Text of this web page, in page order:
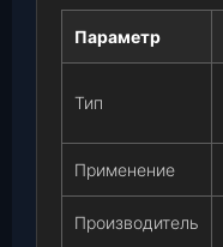
Параметр
Тип
Применение
Производитель